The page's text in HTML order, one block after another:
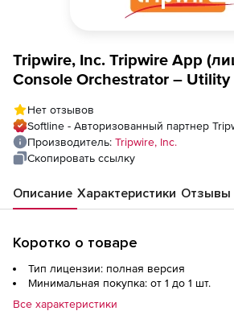
Tripwire, Inc. Tripwire App
Console Orchestrator – Utility
Нет отзывов
Softline - Авторизованный партнер
Производитель: Tripwire, Inc.
Скопировать ссылку
Описание Характеристики Отзывы
Коротко о товаре
Тип лицензии: полная версия
Минимальная покупка: от 1 до 1 шт.
Все характеристики